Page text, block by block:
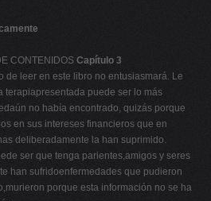
CONTENIDOS Capítulo 3
de leer en este libro no entusiasmará. Le
terapiapresentada puede ser lo más
no había encontrado, quizás porque
en sus intereses financieros que en
deliberadamente la han suprimido.
ser que tenga parientes,amigos y seres
han sufridoenfermedades que pudieron
porque esta información no se ha